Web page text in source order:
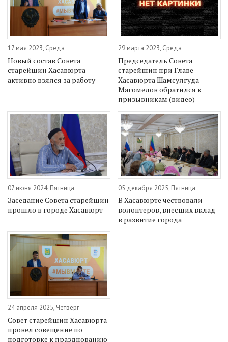
17 мая 2023, Среда
Новый состав Совета
старейшин Хасавюрта
активно взялся за работу
29 марта 2023, Среда
Председатель Совета
старейшин при Главе
Хасавюрта Шамсулгуда
Магомедов обратился к
призывникам (видео)
07 июня 2024, Пятница
Заседание Совета старейшин
прошло в городе Хасавюрт
05 декабря 2025, Пятница
В Хасавюрте чествовали
волонтеров, внесших вклад
в развитие города
24 апреля 2025, Четверг
Совет старейшин Хасавюрта
провел совещение по
подготовке к празднованию